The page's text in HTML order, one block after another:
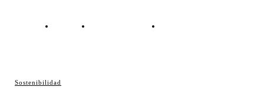
Sostenibilidad
Contacto Política de cookies